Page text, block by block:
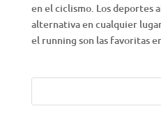
en el ciclismo. Los deportes
alternativa en cualquier
el running son las favoritas